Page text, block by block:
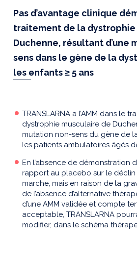
Pas d’avantage clinique
traitement de la dystrophie
Duchenne, résultant d’une
sens dans le gène de la
les enfants ≥ 5 ans
TRANSLARNA a l’AMM dans le
dystrophie musculaire de
mutation non-sens du gène de
les patients ambulatoires âgés
En l’absence de démonstration
rapport au placebo sur le
marche, mais en raison de la
de l’absence d’alternative
d’une AMM validée et compte
acceptable, TRANSLARNA
modifier, dans le schéma